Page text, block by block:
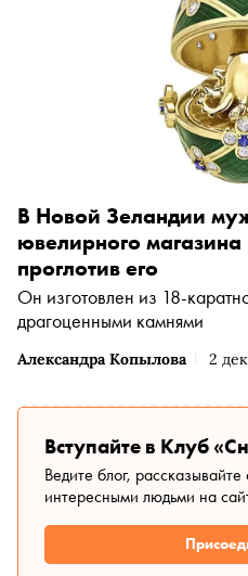
Александра Копылова 2
В Новой Зеландии
ювелирного
проглотив его
Он изготовлен из 18-
драгоценными камнями
Вступайте в Клуб
Ведите блог,
интересными людьми на